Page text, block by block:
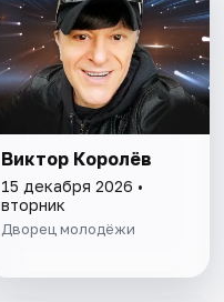
Виктор Королёв
15 декабря 2026 •
вторник
Дворец молодёжи